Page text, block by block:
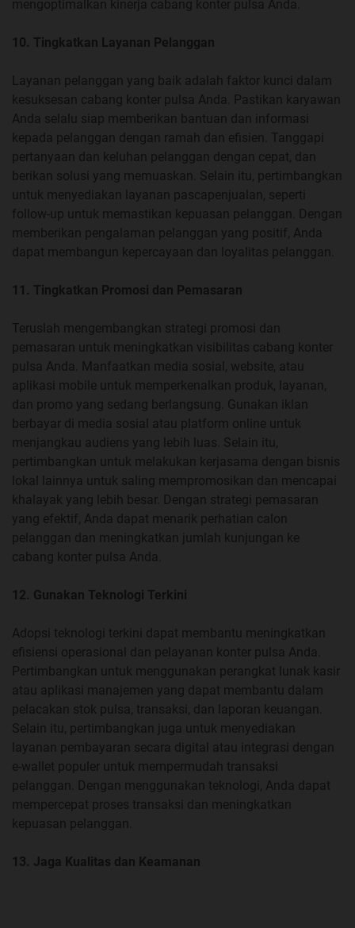
mengoptimalkan kinerja cabang konter pulsa Anda.
10. Tingkatkan Layanan Pelanggan
Layanan pelanggan yang baik adalah faktor kunci dalam
kesuksesan cabang konter pulsa Anda. Pastikan karyawan
Anda selalu siap memberikan bantuan dan informasi
kepada pelanggan dengan ramah dan efisien. Tanggapi
pertanyaan dan keluhan pelanggan dengan cepat, dan
berikan solusi yang memuaskan. Selain itu, pertimbangkan
untuk menyediakan layanan pascapenjualan, seperti
follow-up untuk memastikan kepuasan pelanggan. Dengan
memberikan pengalaman pelanggan yang positif, Anda
dapat membangun kepercayaan dan loyalitas pelanggan.
11. Tingkatkan Promosi dan Pemasaran
Teruslah mengembangkan strategi promosi dan
pemasaran untuk meningkatkan visibilitas cabang konter
pulsa Anda. Manfaatkan media sosial, website, atau
aplikasi mobile untuk memperkenalkan produk, layanan,
dan promo yang sedang berlangsung. Gunakan iklan
berbayar di media sosial atau platform online untuk
menjangkau audiens yang lebih luas. Selain itu,
pertimbangkan untuk melakukan kerjasama dengan bisnis
lokal lainnya untuk saling mempromosikan dan mencapai
khalayak yang lebih besar. Dengan strategi pemasaran
yang efektif, Anda dapat menarik perhatian calon
pelanggan dan meningkatkan jumlah kunjungan ke
cabang konter pulsa Anda.
12. Gunakan Teknologi Terkini
Adopsi teknologi terkini dapat membantu meningkatkan
efisiensi operasional dan pelayanan konter pulsa Anda.
Pertimbangkan untuk menggunakan perangkat lunak kasir
atau aplikasi manajemen yang dapat membantu dalam
pelacakan stok pulsa, transaksi, dan laporan keuangan.
Selain itu, pertimbangkan juga untuk menyediakan
layanan pembayaran secara digital atau integrasi dengan
e-wallet populer untuk mempermudah transaksi
pelanggan. Dengan menggunakan teknologi, Anda dapat
mempercepat proses transaksi dan meningkatkan
kepuasan pelanggan.
13. Jaga Kualitas dan Keamanan